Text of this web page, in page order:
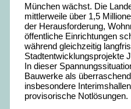
München wächst. Die
mittlerweile über 1,5
der Herausforderung,
öffentliche Einrichtungen
während gleichzeitig
Stadtentwicklungsprojekte
In dieser
Bauwerke als
insbesondere
provisorische Notlösungen.